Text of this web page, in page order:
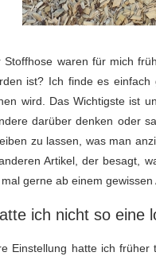
Stoffhose waren für mich
ist? Ich finde es
wird. Das Wichtigste ist
darüber denken oder
zu lassen, was man
Artikel, der besagt,
gerne ab einem gewissen
ich nicht so eine
Einstellung hatte ich